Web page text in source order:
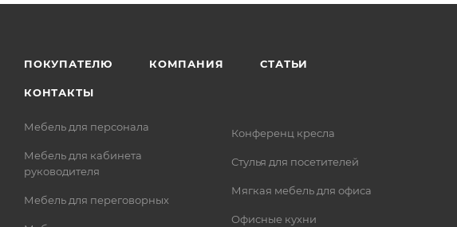
ПОКУПАТЕЛЮ КОМПАНИЯ СТАТЬИ
КОНТАКТЫ
Мебель для персонала
Мебель для кабинета
руководителя
Мебель для переговорных
Конференц кресла
Стулья для посетителей
Мягкая мебель для офиса
Офисные кухни